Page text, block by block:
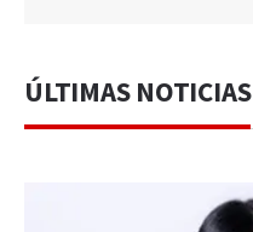
ÚLTIMAS NOTICIAS